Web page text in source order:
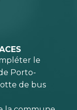
le
Porto-
de bus